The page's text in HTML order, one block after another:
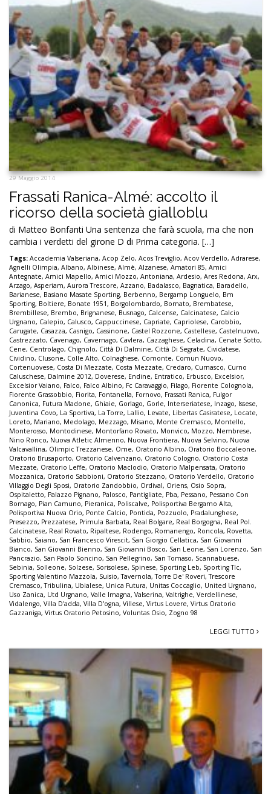
29 Maggio 2014
Frassati Ranica-Almé: accolto il
ricorso della società gialloblu
di Matteo Bonfanti Una sentenza che farà scuola, ma che non
cambia i verdetti del girone D di Prima categoria. […]
Tags: Accademia Valseriana, Acop Zelo, Acos Treviglio, Acov Verdello, Adrarese,
Agnelli Olimpia, Albano, Albinese, Almè, Alzanese, Amatori 85, Amici
Antegnate, Amici Mapello, Amici Mozzo, Antoniana, Ardesio, Ares Redona, Arx,
Arzago, Asperiam, Aurora Trescore, Azzano, Badalasco, Bagnatica, Baradello,
Barianese, Basiano Masate Sporting, Berbenno, Bergamp Longuelo, Bm
Sporting, Boltiere, Bonate 1951, Borgolombardo, Bornato, Brembatese,
Brembillese, Brembo, Brignanese, Busnago, Calcense, Calcinatese, Calcio
Urgnano, Calepio, Calusco, Cappuccinese, Capriate, Capriolese, Carobbio,
Carugate, Casazza, Casnigo, Cassinone, Castel Rozzone, Castellese, Castelnuovo,
Castrezzato, Cavenago, Cavernago, Cavlera, Cazzaghese, Celadina, Cenate Sotto,
Cene, Centrolago, Chignolo, Città Di Dalmine, Città Di Segrate, Cividatese,
Cividino, Clusone, Colle Alto, Colnaghese, Comonte, Comun Nuovo,
Cortenuovese, Costa Di Mezzate, Costa Mezzate, Credaro, Curnasco, Curno
Caluschese, Dalmine 2012, Doverese, Endine, Entratico, Erbusco, Excelsior,
Excelsior Vaiano, Falco, Falco Albino, Fc Caravaggio, Filago, Fiorente Colognola,
Fiorente Grassobbio, Fiorita, Fontanella, Fornovo, Frassati Ranica, Fulgor
Canonica, Futura Madone, Ghiaie, Gorlago, Gorle, Interseriatese, Inzago, Issese,
Juventina Covo, La Sportiva, La Torre, Lallio, Levate, Libertas Casiratese, Locate,
Loreto, Mariano, Medolago, Mezzago, Misano, Monte Cremasco, Montello,
Monterosso, Montodinese, Montorfano Rovato, Monvico, Mozzo, Nembrese,
Nino Ronco, Nuova Atletic Almenno, Nuova Frontiera, Nuova Selvino, Nuova
Valcavallina, Olimpic Trezzanese, Ome, Oratorio Albino, Oratorio Boccaleone,
Oratorio Brusaporto, Oratorio Calvenzano, Oratorio Cologno, Oratorio Costa
Mezzate, Oratorio Leffe, Oratorio Maclodio, Oratorio Malpensata, Oratorio
Mozzanica, Oratorio Sabbioni, Oratorio Stezzano, Oratorio Verdello, Oratorio
Villaggio Degli Sposi, Oratorio Zandobbio, Ordival, Oriens, Osio Sopra,
Ospitaletto, Palazzo Pignano, Palosco, Pantigliate, Pba, Pessano, Pessano Con
Bornago, Pian Camuno, Pieranica, Poliscalve, Polisportiva Bergamo Alta,
Polisportiva Nuova Orio, Ponte Calcio, Pontida, Pozzuolo, Pradalunghese,
Presezzo, Prezzatese, Primula Barbata, Real Bolgare, Real Borgogna, Real Pol.
Calcinatese, Real Rovato, Ripaltese, Rodengo, Romanengo, Roncola, Rovetta,
Sabbio, Saiano, San Francesco Virescit, San Giorgio Cellatica, San Giovanni
Bianco, San Giovanni Bienno, San Giovanni Bosco, San Leone, San Lorenzo, San
Pancrazio, San Paolo Soncino, San Pellegrino, San Tomaso, Scannabuese,
Sebinia, Solleone, Solzese, Sorisolese, Spinese, Sporting Leb, Sporting Tlc,
Sporting Valentino Mazzola, Suisio,Tavernola,Torre De' Roveri,Trescore
Cremasco,Tribulina, Ubialese, Unica Futura, Unitas Coccaglio, United Urgnano,
Uso Zanica, Utd Urgnano, Valle Imagna, Valserina, Valtrighe, Verdellinese,
Vidalengo, Villa D'adda, Villa D'ogna, Villese, Virtus Lovere, Virtus Oratorio
Gazzaniga, Virtus Oratorio Petosino, Voluntas Osio, Zogno 98
LEGGI TUTTO